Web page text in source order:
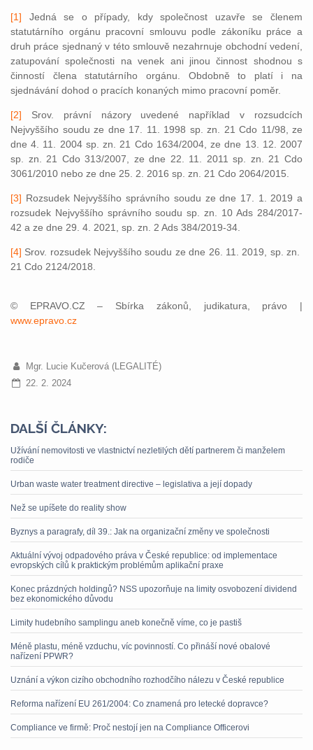
[1] Jedná se o případy, kdy společnost uzavře se členem
statutárního orgánu pracovní smlouvu podle zákoníku práce a
druh práce sjednaný v této smlouvě nezahrnuje obchodní vedení,
zatupování společnosti na venek ani jinou činnost shodnou s
činností člena statutárního orgánu. Obdobně to platí i na
sjednávání dohod o pracích konaných mimo pracovní poměr.
[2] Srov. právní názory uvedené například v rozsudcích
Nejvyššího soudu ze dne 17. 11. 1998 sp. zn. 21 Cdo 11/98, ze
dne 4. 11. 2004 sp. zn. 21 Cdo 1634/2004, ze dne 13. 12. 2007
sp. zn. 21 Cdo 313/2007, ze dne 22. 11. 2011 sp. zn. 21 Cdo
3061/2010 nebo ze dne 25. 2. 2016 sp. zn. 21 Cdo 2064/2015.
[3] Rozsudek Nejvyššího správního soudu ze dne 17. 1. 2019 a
rozsudek Nejvyššího správního soudu sp. zn. 10 Ads 284/2017-
42 a ze dne 29. 4. 2021, sp. zn. 2 Ads 384/2019-34.
[4] Srov. rozsudek Nejvyššího soudu ze dne 26. 11. 2019, sp. zn.
21 Cdo 2124/2018.
© EPRAVO.CZ – Sbírka zákonů, judikatura, právo |
www.epravo.cz
Mgr. Lucie Kučerová (LEGALITÉ)
22. 2. 2024
DALŠÍ ČLÁNKY:
Užívání nemovitosti ve vlastnictví nezletilých dětí partnerem či manželem
rodiče
Urban waste water treatment directive – legislativa a její dopady
Než se upíšete do reality show
Byznys a paragrafy, díl 39.: Jak na organizační změny ve společnosti
Aktuální vývoj odpadového práva v České republice: od implementace
evropských cílů k praktickým problémům aplikační praxe
Konec prázdných holdingů? NSS upozorňuje na limity osvobození dividend
bez ekonomického důvodu
Limity hudebního samplingu aneb konečně víme, co je pastiš
Méně plastu, méně vzduchu, víc povinností. Co přináší nové obalové
nařízení PPWR?
Uznání a výkon cizího obchodního rozhodčího nálezu v České republice
Reforma nařízení EU 261/2004: Co znamená pro letecké dopravce?
Compliance ve firmě: Proč nestojí jen na Compliance Officerovi